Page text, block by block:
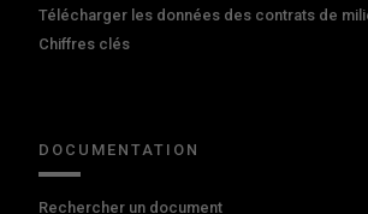
Télécharger les données des contrats de
Chiffres clés
DOCUMENTATION
Rechercher un document